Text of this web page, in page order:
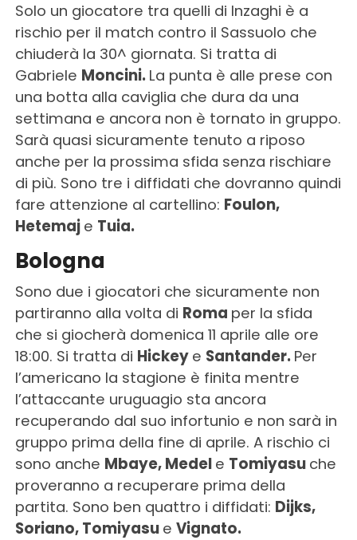
Solo un giocatore tra quelli di Inzaghi è a
rischio per il match contro il Sassuolo che
chiuderà la 30^ giornata. Si tratta di
Gabriele Moncini. La punta è alle prese con
una botta alla caviglia che dura da una
settimana e ancora non è tornato in gruppo.
Sarà quasi sicuramente tenuto a riposo
anche per la prossima sfida senza rischiare
di più. Sono tre i diffidati che dovranno quindi
fare attenzione al cartellino: Foulon,
Hetemaj e Tuia.
Bologna
Sono due i giocatori che sicuramente non
partiranno alla volta di Roma per la sfida
che si giocherà domenica 11 aprile alle ore
18:00. Si tratta di Hickey e Santander. Per
l’americano la stagione è finita mentre
l’attaccante uruguagio sta ancora
recuperando dal suo infortunio e non sarà in
gruppo prima della fine di aprile. A rischio ci
sono anche Mbaye, Medel e Tomiyasu che
proveranno a recuperare prima della
partita. Sono ben quattro i diffidati: Dijks,
Soriano, Tomiyasu e Vignato.